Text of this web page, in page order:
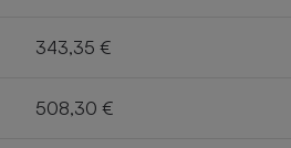
343,35 €
508,30 €